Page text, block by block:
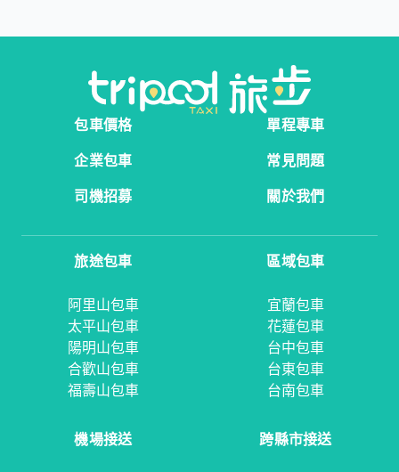
包車價格
單程專車
企業包車
常見問題
司機招募
關於我們
旅途包車
阿里山包車
太平山包車
陽明山包車
合歡山包車
福壽山包車
區域包車
宜蘭包車
花蓮包車
台中包車
台東包車
台南包車
機場接送 跨縣市接送